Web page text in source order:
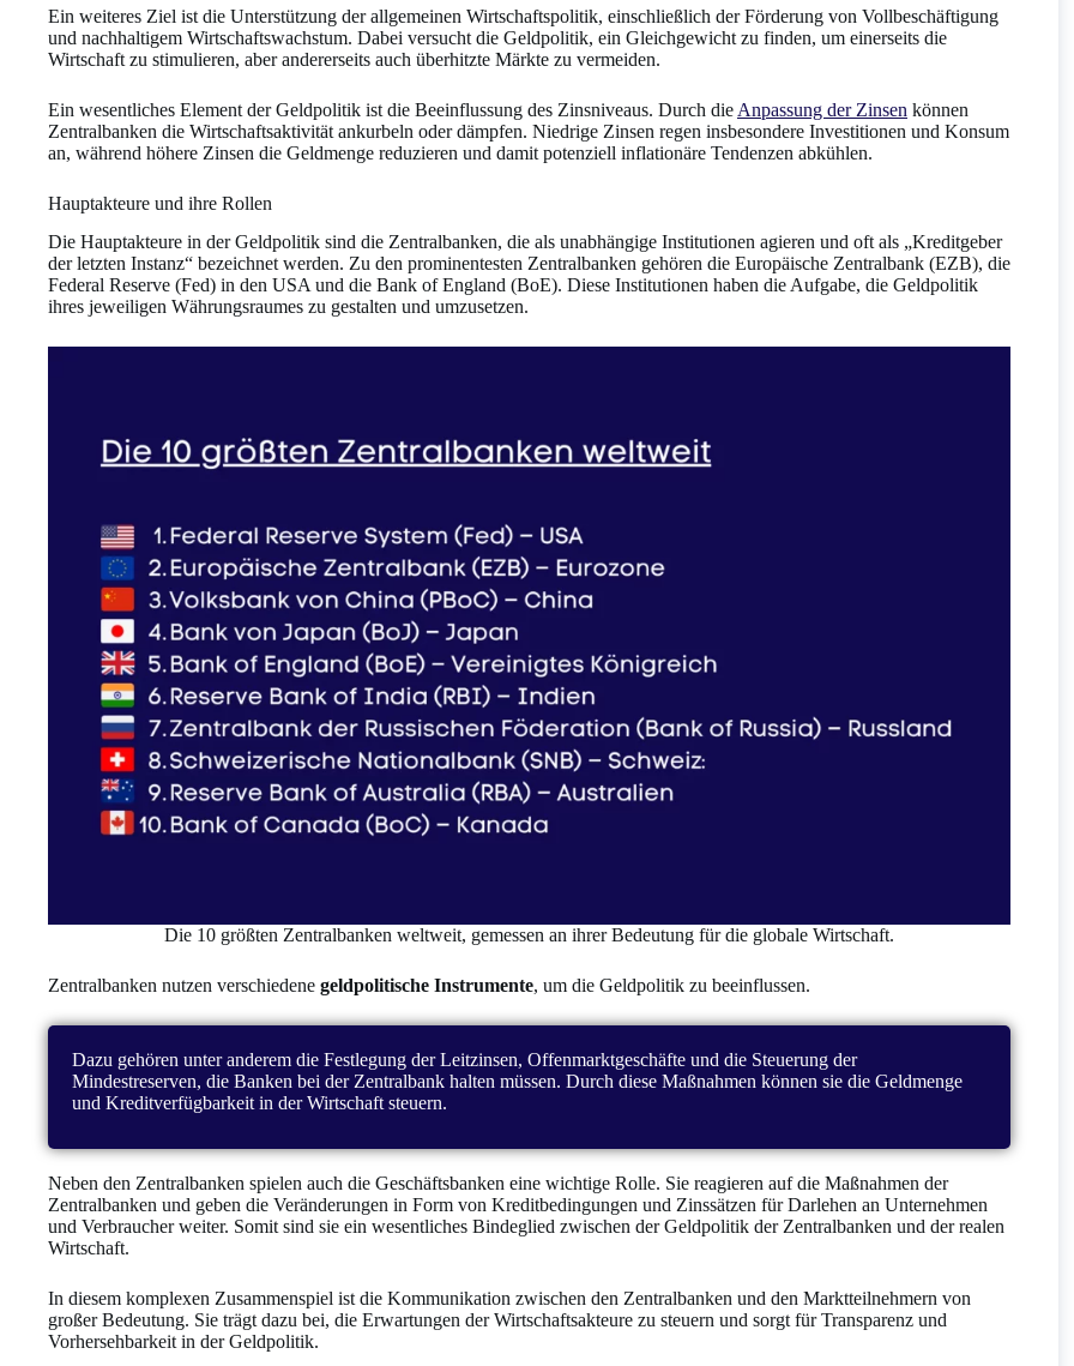
Ein weiteres Ziel ist die Unterstützung der allgemeinen Wirtschaftspolitik, einschließlich der Förderung von Vollbeschäftigung
und nachhaltigem Wirtschaftswachstum. Dabei versucht die Geldpolitik, ein Gleichgewicht zu finden, um einerseits die
Wirtschaft zu stimulieren, aber andererseits auch überhitzte Märkte zu vermeiden.
Ein wesentliches Element der Geldpolitik ist die Beeinflussung des Zinsniveaus. Durch die Anpassung der Zinsen können
Zentralbanken die Wirtschaftsaktivität ankurbeln oder dämpfen. Niedrige Zinsen regen insbesondere Investitionen und Konsum
an, während höhere Zinsen die Geldmenge reduzieren und damit potenziell inflationäre Tendenzen abkühlen.
Hauptakteure und ihre Rollen
Die Hauptakteure in der Geldpolitik sind die Zentralbanken, die als unabhängige Institutionen agieren und oft als „Kreditgeber
der letzten Instanz“ bezeichnet werden. Zu den prominentesten Zentralbanken gehören die Europäische Zentralbank (EZB), die
Federal Reserve (Fed) in den USA und die Bank of England (BoE). Diese Institutionen haben die Aufgabe, die Geldpolitik
ihres jeweiligen Währungsraumes zu gestalten und umzusetzen.
Die 10 größten Zentralbanken weltweit, gemessen an ihrer Bedeutung für die globale Wirtschaft.
Zentralbanken nutzen verschiedene geldpolitische Instrumente, um die Geldpolitik zu beeinflussen.
Dazu gehören unter anderem die Festlegung der Leitzinsen, Offenmarktgeschäfte und die Steuerung der
Mindestreserven, die Banken bei der Zentralbank halten müssen. Durch diese Maßnahmen können sie die Geldmenge
und Kreditverfügbarkeit in der Wirtschaft steuern.
Neben den Zentralbanken spielen auch die Geschäftsbanken eine wichtige Rolle. Sie reagieren auf die Maßnahmen der
Zentralbanken und geben die Veränderungen in Form von Kreditbedingungen und Zinssätzen für Darlehen an Unternehmen
und Verbraucher weiter. Somit sind sie ein wesentliches Bindeglied zwischen der Geldpolitik der Zentralbanken und der realen
Wirtschaft.
In diesem komplexen Zusammenspiel ist die Kommunikation zwischen den Zentralbanken und den Marktteilnehmern von
großer Bedeutung. Sie trägt dazu bei, die Erwartungen der Wirtschaftsakteure zu steuern und sorgt für Transparenz und
Vorhersehbarkeit in der Geldpolitik.